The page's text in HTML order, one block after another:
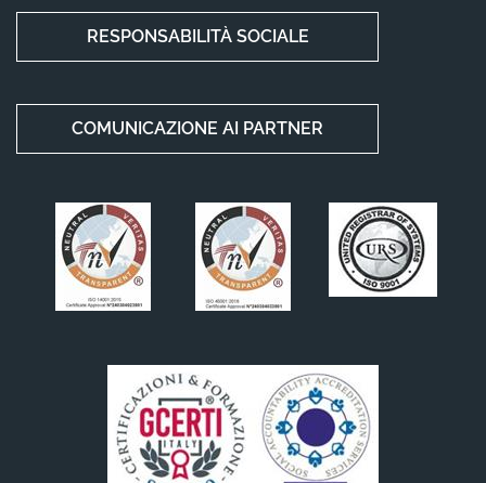
RESPONSABILITÀ SOCIALE
COMUNICAZIONE AI PARTNER